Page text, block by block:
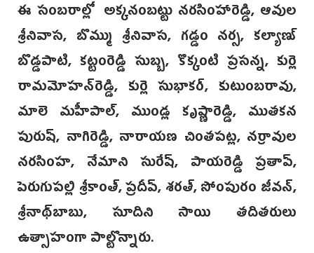
ఈ సంబరాల్లో అక్కనంబట్టు నరసింహారెడ్డి, ఆవుల
శ్రీనివాస, బొమ్ము శ్రీనివాస, గడ్డం నర్స, కల్యాణ్‌
బొడ్డపాటి, కట్టంరెడ్డి సుబ్బ, కొక్కంటి ప్రసన్న, కుర్లె
రామమోహన్‌రెడ్డి, కుర్లె సుభాకర్, కుటుంబరావు,
మాలె మహీపాల్, ముండ్ల కృష్ణారెడ్డి, ముతకన
పురుష్, నాగిరెడ్డి, నారాయణ చింతపట్ల, నర్రావుల
నరసింహ, నేమాని సురేష్, పాయరెడ్డి ప్రతాప్,
పెరుగుపల్లి శ్రీకాంత్, ప్రదీప్, శరత్, సోంపురం జీవన్,
శ్రీనాథ్‌బాబు, సూదిని సాయి తదితరులు
ఉత్సాహంగా పాల్టొన్నారు.